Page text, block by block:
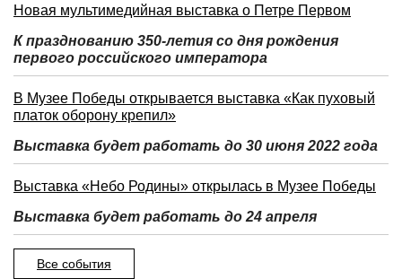
Новая мультимедийная выставка о Петре Первом
К празднованию 350-летия со дня рождения
первого российского императора
В Музее Победы открывается выставка «Как пуховый
платок оборону крепил»
Выставка будет работать до 30 июня 2022 года
Выставка «Небо Родины» открылась в Музее Победы
Выставка будет работать до 24 апреля
Все события